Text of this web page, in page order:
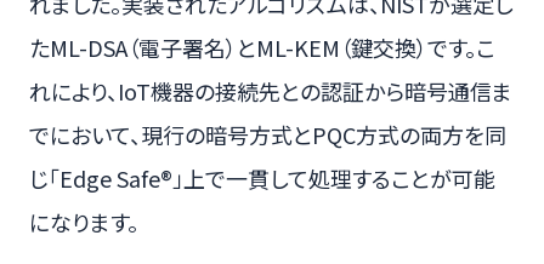
たML-DSA（電子署名）とML-KEM（鍵交換）です。こ
れにより、IoT機器の接続先との認証から暗号通信ま
でにおいて、現行の暗号方式とPQC方式の両方を同
じ「Edge Safe®」上で一貫して処理することが可能
になります。